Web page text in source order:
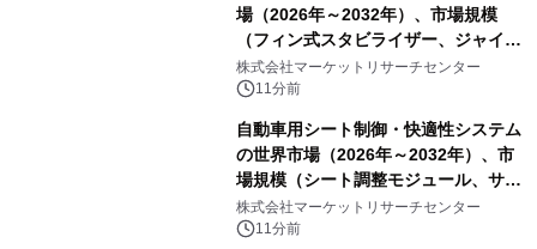
場（2026年～2032年）、市場規模
（フィン式スタビライザー、ジャイロ
式スタビライザー）・分析レポートを
発表
株式会社マーケットリサーチセンター
11分前
自動車用シート制御・快適性システム
の世界市場（2026年～2032年）、市
場規模（シート調整モジュール、サー
マルコンフォートモジュール、空気圧
サポートモジュール、その他）・分析
株式会社マーケットリサーチセンター
11分前